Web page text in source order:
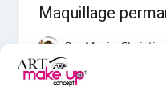
Maquillage
Par Marie-